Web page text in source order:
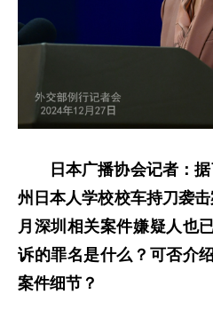
日本广播协会记者：
州日本人学校校车持刀袭
月深圳相关案件嫌疑人也
诉的罪名是什么？可否介
案件细节？